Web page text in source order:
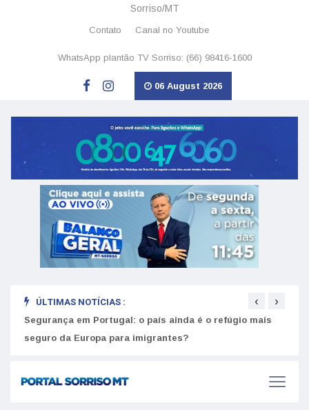
Sorriso/MT
Contato Canal no Youtube
WhatsApp plantão TV Sorriso: (66) 98416-1600
06 August 2026
ÚLTIMAS NOTÍCIAS :
Segurança em Portugal: o país ainda é o refúgio mais
seguro da Europa para imigrantes?
‹ ›